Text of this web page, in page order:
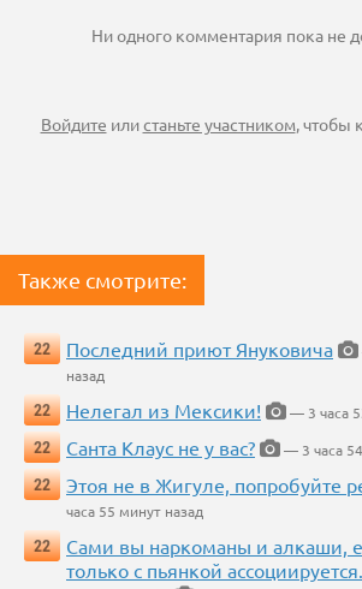
Ни одного комментария пока не
Войдите илистаньте участником , чтобы
Также смотрите:
22 Последний приют Януковича
назад
22
Нелегал из Мексики!
— 3 часа
22
Санта Клаус не у вас?
— 3 часа
22
Этоя не в Жигуле, попробуйте
часа 55 минут назад
22
Сами вы наркоманы и алкаши,
только с пьянкой